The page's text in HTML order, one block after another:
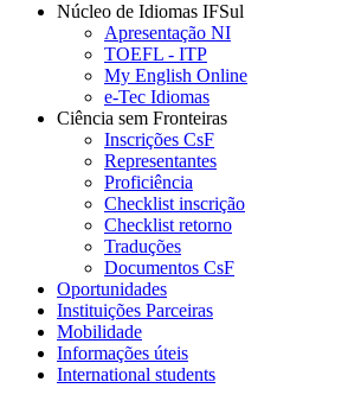
Núcleo de Idiomas IFSul
Apresentação NI
TOEFL - ITP
My English Online
e-Tec Idiomas
Ciência sem Fronteiras
Inscrições CsF
Representantes
Proficiência
Checklist inscrição
Checklist retorno
Traduções
Documentos CsF
Oportunidades
Instituições Parceiras
Mobilidade
Informações úteis
International students